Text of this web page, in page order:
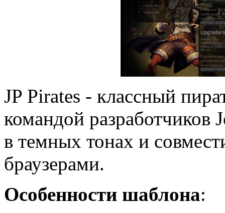
JP Pirates - классный
командой
в темных тонах и
браузерами.
Особенности шаблона: